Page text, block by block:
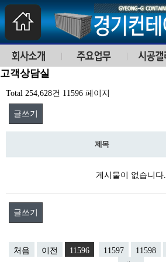
고객상담실
Total 254,628건 11596 페이지
글쓰기
제목
게시물이 없습니다.
글쓰기
처음 이전 11596 11597 11598